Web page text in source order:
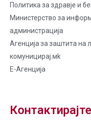
Политика за здравје и
Министерство за
администрација
Агенција за заштита на
комуницирај.мk
Е-Агенција